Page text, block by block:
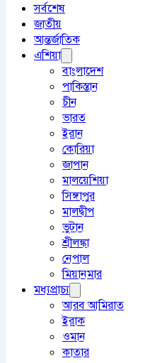
সর্বশেষ
জাতীয়
আন্তর্জাতিক
এশিয়া
বাংলাদেশ
পাকিস্তান
চীন
ভারত
ইরান
কোরিয়া
জাপান
মালয়েশিয়া
সিঙ্গাপুর
মালদ্বীপ
ভুটান
শ্রীলঙ্কা
নেপাল
মিয়ানমার
মধ্যপ্রাচ্য
আরব আমিরাত
ইরাক
ওমান
কাতার